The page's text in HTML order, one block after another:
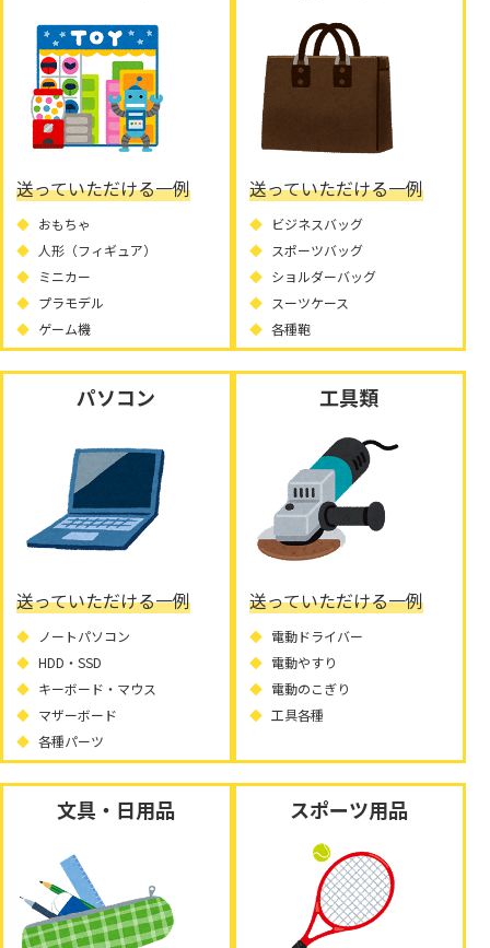
送っていただける一例
おもちゃ
人形（フィギュア）
ミニカー
プラモデル
ゲーム機
送っていただける一例
ビジネスバッグ
スポーツバッグ
ショルダーバッグ
スーツケース
各種鞄
パソコン
送っていただける一例
ノートパソコン
HDD・SSD
キーボード・マウス
マザーボード
各種パーツ
工具類
送っていただける一例
電動ドライバー
電動やすり
電動のこぎり
工具各種
文具・日用品 スポーツ用品